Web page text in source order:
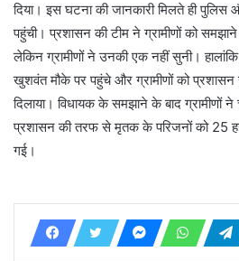
दिया। इस घटना की जानकारी मिलते ही
पहुंची। प्रशासन की टीम ने ग्रामीणों को
लेकिन ग्रामीणों ने उनकी एक नहीं सुनी।
खुशवंत मौके पर पहुंचे और ग्रामीणों को
दिलाया। विधायक के समझाने के बाद ग्रामीणों
प्रशासन की तरफ से मृतक के परिजनों को 25
गई।